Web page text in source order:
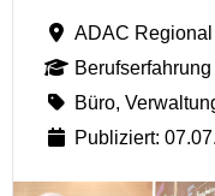
ADAC
Berufserfahrung
Büro,
Publiziert: